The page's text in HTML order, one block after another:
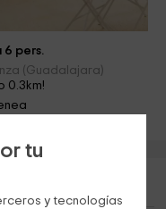
tu
y tecnologías
6 pers.
(Guadalajara)
0.3km!
Rodrigo